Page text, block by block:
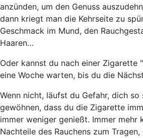
anzünden, um den Genuss
dann kriegt man die Kehrseite zu
Geschmack im Mund, den
Haaren…
Oder kannst du nach einer Zigarette
eine Woche warten, bis du die
Wenn nicht, läufst du Gefahr, dich
gewöhnen, dass du die Zigarette
immer weniger genießt. Immer mehr
Nachteile des Rauchens zum